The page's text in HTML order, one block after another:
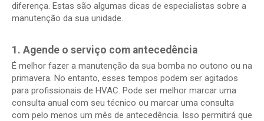
diferença. Estas são algumas dicas de especialistas sobre a
manutenção da sua unidade.
1. Agende o serviço com antecedência
É melhor fazer a manutenção da sua bomba no outono ou na
primavera. No entanto, esses tempos podem ser agitados
para profissionais de HVAC. Pode ser melhor marcar uma
consulta anual com seu técnico ou marcar uma consulta
com pelo menos um mês de antecedência. Isso permitirá que